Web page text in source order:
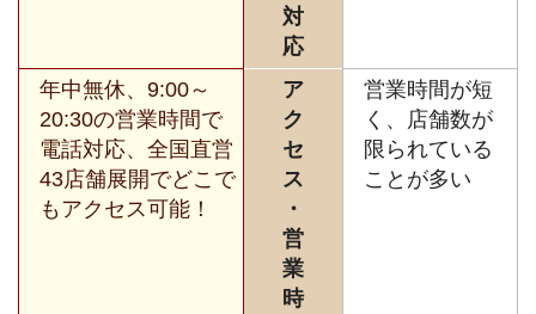
対
応
年中無休、9:00～
20:30の営業時間で
電話対応、全国直営
43店舗展開でどこで
もアクセス可能！
ア
ク
セ
ス
・
営
業
時
営業時間が短
く、店舗数が
限られている
ことが多い